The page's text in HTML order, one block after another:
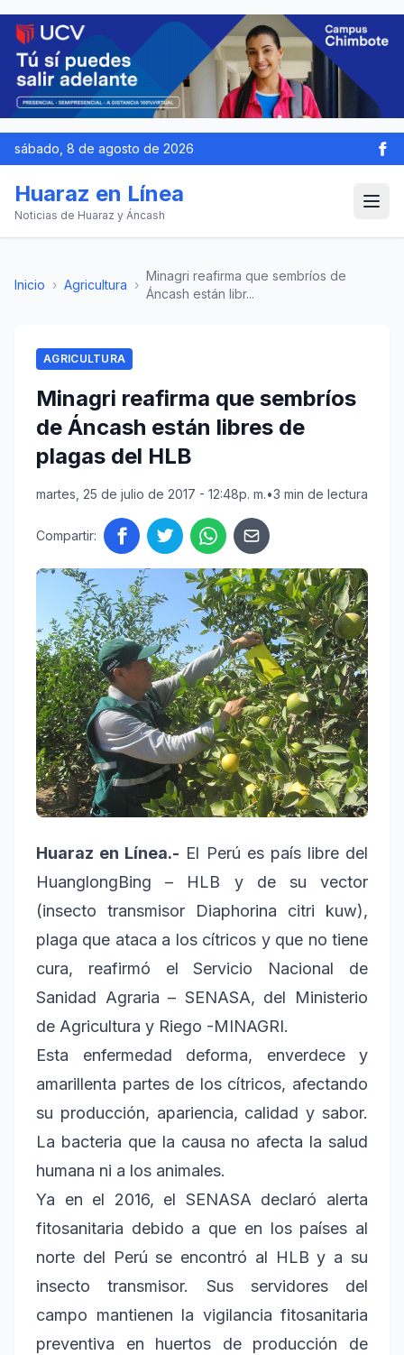
sábado, 8 de agosto de 2026
Huaraz en Línea
Noticias de Huaraz y Áncash
Inicio › Agricultura ›
Minagri reafirma que sembríos de
Áncash están libr...
AGRICULTURA
Minagri reafirma que sembríos
de Áncash están libres de
plagas del HLB
martes, 25 de julio de 2017 - 12:48p. m.•3 min de lectura
Compartir:
Huaraz en Línea.- El Perú es país libre del
HuanglongBing – HLB y de su vector
(insecto transmisor Diaphorina citri kuw),
plaga que ataca a los cítricos y que no tiene
cura, reafirmó el Servicio Nacional de
Sanidad Agraria – SENASA, del Ministerio
de Agricultura y Riego -MINAGRI.
Esta enfermedad deforma, enverdece y
amarillenta partes de los cítricos, afectando
su producción, apariencia, calidad y sabor.
La bacteria que la causa no afecta la salud
humana ni a los animales.
Ya en el 2016, el SENASA declaró alerta
fitosanitaria debido a que en los países al
norte del Perú se encontró al HLB y a su
insecto transmisor. Sus servidores del
campo mantienen la vigilancia fitosanitaria
preventiva en huertos de producción de